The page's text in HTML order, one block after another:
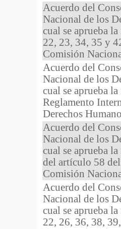
Acuerdo del
Nacional de los
cual se aprueba
22, 23, 34, 35 y
Comisión
Acuerdo del
Nacional de los
cual se aprueba
Reglamento
Derechos
Acuerdo del
Nacional de los
cual se aprueba
del artículo 58
Comisión
Acuerdo del
Nacional de los
cual se aprueba
22, 26, 36, 38,